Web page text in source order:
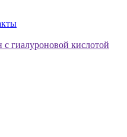
гиалуроновой кислотой